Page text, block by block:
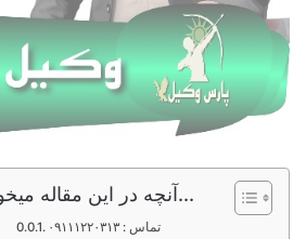
آنچه در این مقاله میخوانید...
تماس : ۰۹۱۱۱۲۲۰۳۱۳